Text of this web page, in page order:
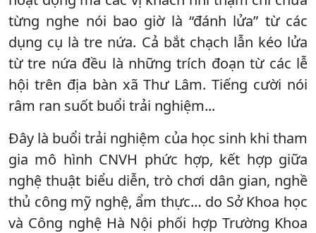
từng nghe nói bao giờ là “đánh lửa” từ các
dụng cụ là tre nứa. Cả bắt chạch lẫn kéo lửa
từ tre nứa đều là những trích đoạn từ các lễ
hội trên địa bàn xã Thư Lâm. Tiếng cười nói
râm ran suốt buổi trải nghiệm...
Đây là buổi trải nghiệm của học sinh khi tham
gia mô hình CNVH phức hợp, kết hợp giữa
nghệ thuật biểu diễn, trò chơi dân gian, nghề
thủ công mỹ nghệ, ẩm thực… do Sở Khoa học
và Công nghệ Hà Nội phối hợp Trường Khoa